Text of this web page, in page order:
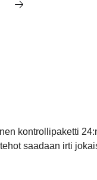
kontrollipaketti
saadaan irti